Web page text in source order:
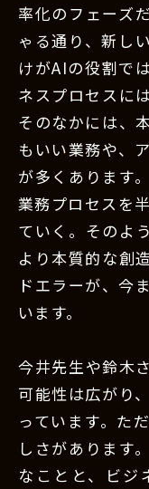
率化のフェーズ
ゃる通り、新し
けがAIの役割で
ネスプロセスに
そのなかには、
もいい業務や、
が多くあります
業務プロセスを
ていく。そのよ
より本質的な創
ドエラーが、今
います。
今井先生や鈴木
可能性は広がり
っています。た
しさがあります
なことと、ビジ